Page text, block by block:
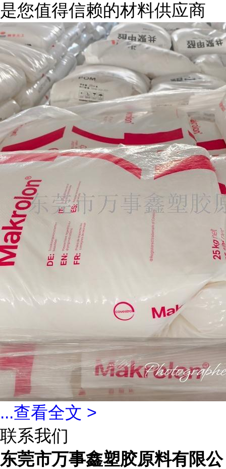
是您值得信赖的材料供应商
...查看全文 >
联系我们
东莞市万事鑫塑胶原料有限公